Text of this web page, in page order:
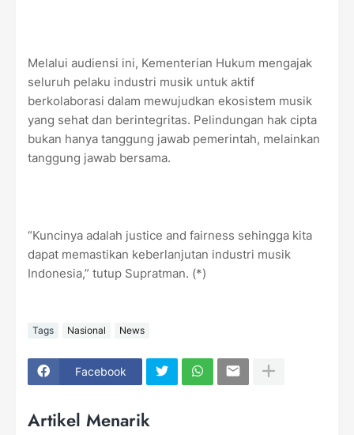
Melalui audiensi ini, Kementerian Hukum mengajak
seluruh pelaku industri musik untuk aktif
berkolaborasi dalam mewujudkan ekosistem musik
yang sehat dan berintegritas. Pelindungan hak cipta
bukan hanya tanggung jawab pemerintah, melainkan
tanggung jawab bersama.
“Kuncinya adalah justice and fairness sehingga kita
dapat memastikan keberlanjutan industri musik
Indonesia,” tutup Supratman. (*)
Tags Nasional News
Facebook
Artikel Menarik